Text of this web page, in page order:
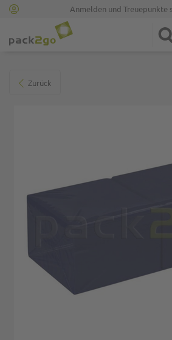
Anmelden und Treuepunkte
Zurück